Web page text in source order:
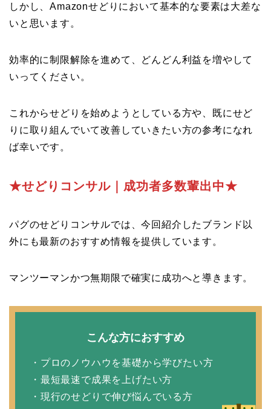
しかし、Amazonせどりにおいて基本的な要素は大差な
いと思います。
効率的に制限解除を進めて、どんどん利益を増やして
いってください。
これからせどりを始めようとしている方や、既にせど
りに取り組んでいて改善していきたい方の参考になれ
ば幸いです。
★せどりコンサル｜成功者多数輩出中★
パグのせどりコンサルでは、今回紹介したブランド以
外にも最新のおすすめ情報を提供しています。
マンツーマンかつ無期限で確実に成功へと導きます。
こんな方におすすめ
・プロのノウハウを基礎から学びたい方
・最短最速で成果を上げたい方
・現行のせどりで伸び悩んでいる方
プロフィール
記事一覧
ノウハウ